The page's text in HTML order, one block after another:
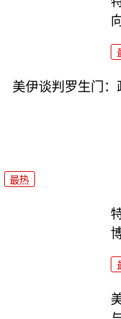
美伊谈判罗生门
最热